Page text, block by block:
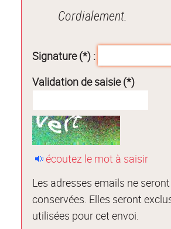
Cordialement.
Signature (*) :
Validation de saisie (*)
écoutez le mot à saisir
Les adresses emails ne
conservées. Elles seront
utilisées pour cet envoi.